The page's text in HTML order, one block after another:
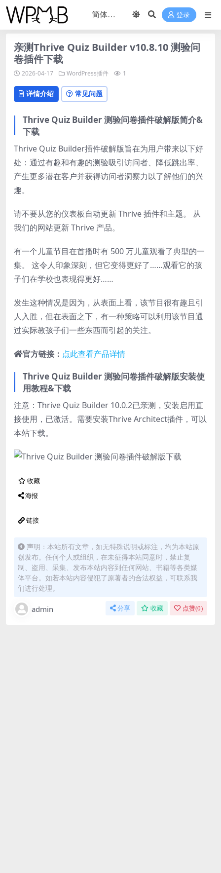
登录
亲测Thrive Quiz Builder v10.8.10 测验问
卷插件下载
2026-04-17 WordPress插件 1
详情介绍 常见问题
Thrive Quiz Builder 测验问卷插件破解版简介&
下载
Thrive Quiz Builder插件破解版旨在为用户带来以下好
处：通过有趣和有趣的测验吸引访问者、降低跳出率、
产生更多潜在客户并获得访问者洞察力以了解他们的兴
趣。
请不要从您的仪表板自动更新 Thrive 插件和主题。 从
我们的网站更新 Thrive 产品。
有一个儿童节目在首播时有 500 万儿童观看了典型的一
集。 这令人印象深刻，但它变得更好了……观看它的孩
子们在学校也表现得更好……
发生这种情况是因为，从表面上看，该节目很有趣且引
人入胜，但在表面之下，有一种策略可以利用该节目通
过实际教孩子们一些东西而引起的关注。
官方链接： 点此查看产品详情
Thrive Quiz Builder 测验问卷插件破解版安装使
用教程&下载
注意：Thrive Quiz Builder 10.0.2已亲测，安装启用直
接使用，已激活。需要安装Thrive Architect插件，可以
本站下载。
收藏
海报
链接
声明：本站所有文章，如无特殊说明或标注，均为本站原
创发布。任何个人或组织，在未征得本站同意时，禁止复
制、盗用、采集、发布本站内容到任何网站、书籍等各类媒
体平台。如若本站内容侵犯了原著者的合法权益，可联系我
们进行处理。
admin 分享 收藏 点赞(0)